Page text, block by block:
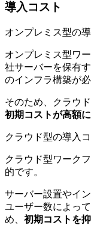
導入コスト
オンプレミス型の
オンプレミス型ワ
社サーバーを保有
のインフラ構築が
そのため、クラウ
初期コストが高額
クラウド型の導入
クラウド型ワーク
的です。
サーバー設置やイ
ユーザー数によっ
め、 初期コストを